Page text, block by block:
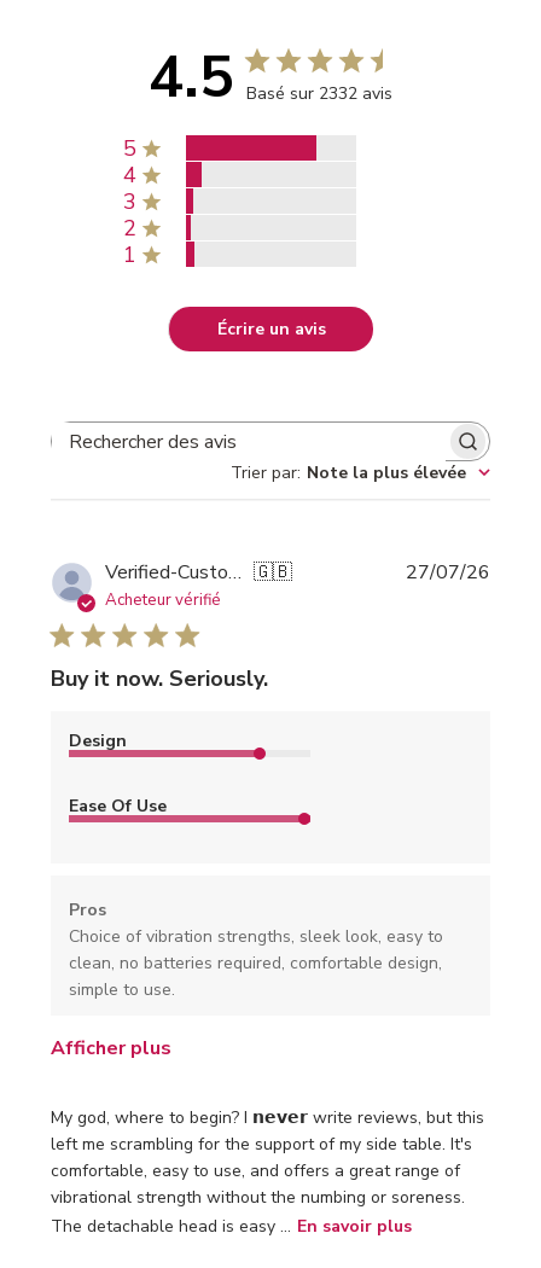
4.5 Basé sur 2332 avis
5
4
3
2
1
Écrire un avis
Trier par: Note la plus élevée
Verified-Customer 🇬🇧
Acheteur vérifié
Buy it now. Seriously.
My god, where to begin? I 𝗻𝗲𝘃𝗲𝗿 write reviews, but this
left me scrambling for the support of my side table. It's
comfortable, easy to use, and offers a great range of
vibrational strength without the numbing or soreness.
The detachable head is easy ... En savoir plus
Design
Ease Of Use
Pros
Choice of vibration strengths, sleek look, easy to
clean, no batteries required, comfortable design,
simple to use.
Afficher plus
27/07/26